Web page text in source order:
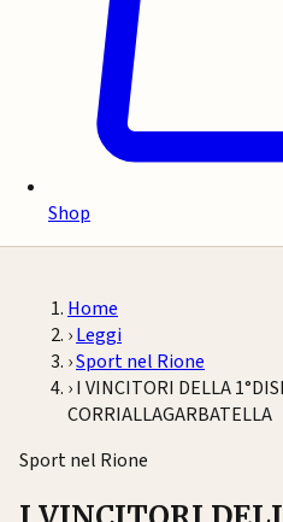
Shop
Home
›Leggi
›Sport nel Rione
›I VINCITORI DELLA
CORRIALLAGARBATELLA
Sport nel Rione